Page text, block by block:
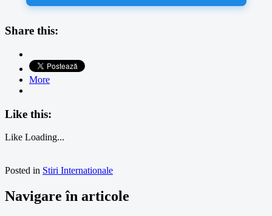
Share this:
More
Like this:
Like Loading...
Posted in Stiri Internationale
Navigare în articole